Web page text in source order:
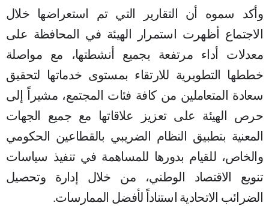
وأكد سموه أن التقارير التي تم استعراضها خلال
الاجتماع أظهرت استمرار الهيئة في المحافظة على
معدلات أداء مرتفعة بجميع أنشطتها، مع مواصلة
خططها التطويرية للارتقاء بمستوى خدماتها لتحقيق
سعادة المتعاملين من كافة فئات المجتمع، مشيراً إلى
حرص الهيئة على تعزيز علاقاتها مع جميع الجهات
المعنية بتطبيق النظام الضريبي بالقطاعين الحكومي
والخاص، للقيام بدورها للمساهمة في تنفيذ سياسات
تنويع الاقتصاد الوطني، من خلال إدارة وتحصيل
الضرائب الاتحادية استناداً لأفضل الممارسات.